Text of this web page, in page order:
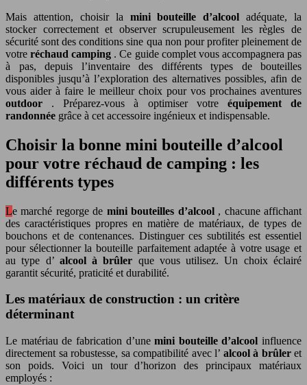
Mais attention, choisir la mini bouteille d’alcooladéquate, la
stocker correctement et observer scrupuleusement les règles de
sécurité sont des conditions sine qua non pour profiter pleinement de
votreréchaud camping . Ce guide complet vous accompagnera pas
à pas, depuis l’inventaire des différents types de bouteilles
disponibles jusqu’à l’exploration des alternatives possibles, afin de
vous aider à faire le meilleur choix pour vos prochaines aventures
outdoor . Préparez-vous à optimiser votre équipement de
randonnée grâce à cet accessoire ingénieux et indispensable.
Choisir la bonne mini bouteille d’alcool
pour votre réchaud de camping : les
différents types
Le marché regorge de mini bouteilles d’alcool , chacune affichant
des caractéristiques propres en matière de matériaux, de types de
bouchons et de contenances. Distinguer ces subtilités est essentiel
pour sélectionner la bouteille parfaitement adaptée à votre usage et
au type d’ alcool à brûler que vous utilisez. Un choix éclairé
garantit sécurité, praticité et durabilité.
Les matériaux de construction : un critère
déterminant
Le matériau de fabrication d’unemini bouteille d’alcool influence
directement sa robustesse, sa compatibilité avec l’ alcool à brûler et
son poids. Voici un tour d’horizon des principaux matériaux
employés :